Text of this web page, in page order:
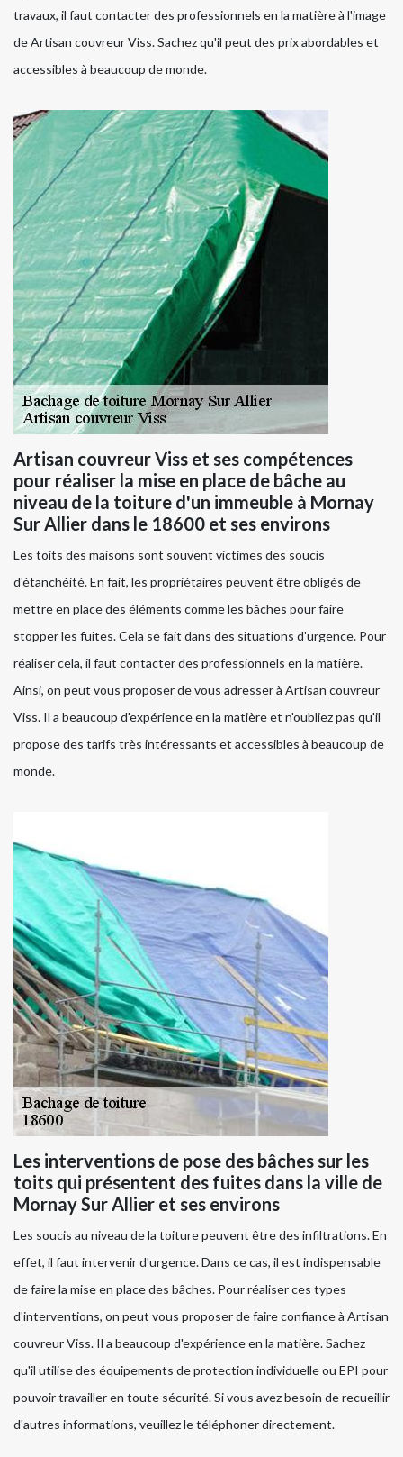
travaux, il faut contacter des professionnels en la matière à l'image
de Artisan couvreur Viss. Sachez qu'il peut des prix abordables et
accessibles à beaucoup de monde.
Artisan couvreur Viss et ses compétences
pour réaliser la mise en place de bâche au
niveau de la toiture d'un immeuble à Mornay
Sur Allier dans le 18600 et ses environs
Les toits des maisons sont souvent victimes des soucis
d'étanchéité. En fait, les propriétaires peuvent être obligés de
mettre en place des éléments comme les bâches pour faire
stopper les fuites. Cela se fait dans des situations d'urgence. Pour
réaliser cela, il faut contacter des professionnels en la matière.
Ainsi, on peut vous proposer de vous adresser à Artisan couvreur
Viss. Il a beaucoup d'expérience en la matière et n'oubliez pas qu'il
propose des tarifs très intéressants et accessibles à beaucoup de
monde.
Les interventions de pose des bâches sur les
toits qui présentent des fuites dans la ville de
Mornay Sur Allier et ses environs
Les soucis au niveau de la toiture peuvent être des infiltrations. En
effet, il faut intervenir d'urgence. Dans ce cas, il est indispensable
de faire la mise en place des bâches. Pour réaliser ces types
d'interventions, on peut vous proposer de faire confiance à Artisan
couvreur Viss. Il a beaucoup d'expérience en la matière. Sachez
qu'il utilise des équipements de protection individuelle ou EPI pour
pouvoir travailler en toute sécurité. Si vous avez besoin de recueillir
d'autres informations, veuillez le téléphoner directement.